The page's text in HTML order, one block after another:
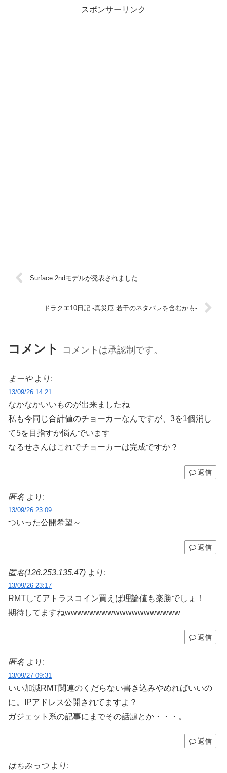
スポンサーリンク
Surface 2ndモデルが発表されました
ドラクエ10日記 -真災厄 若干のネタバレを含むかも-
コメント コメントは承認制です。
まーや より:
13/09/26 14:21
なかなかいいものが出来ましたね
私も今同じ合計値のチョーカーなんですが、3を1個消し
て5を目指すか悩んでいます
なるせさんはこれでチョーカーは完成ですか？
返信
匿名 より:
13/09/26 23:09
ついった公開希望～
返信
匿名(126.253.135.47) より:
13/09/26 23:17
RMTしてアトラスコイン買えば理論値も楽勝でしょ！
期待してますねwwwwwwwwwwwwwwwwwww
返信
匿名 より:
13/09/27 09:31
いい加減RMT関連のくだらない書き込みやめればいいの
に。IPアドレス公開されてますよ？
ガジェット系の記事にまでその話題とか・・・。
返信
はちみっつ より: